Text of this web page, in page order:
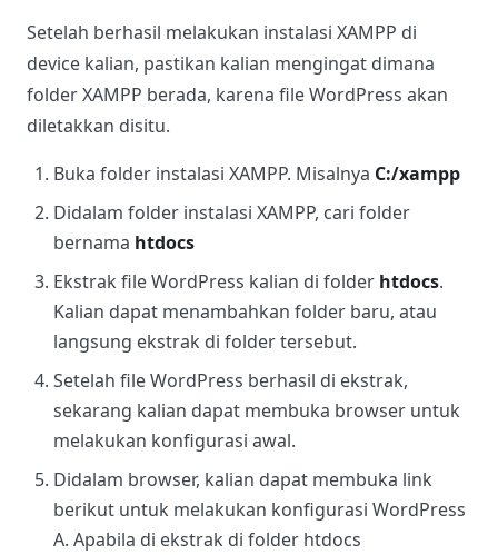
Setelah berhasil melakukan instalasi XAMPP di
device kalian, pastikan kalian mengingat dimana
folder XAMPP berada, karena file WordPress akan
diletakkan disitu.
Buka folder instalasi XAMPP. Misalnya C:/xampp
Didalam folder instalasi XAMPP, cari folder
bernama htdocs
Ekstrak file WordPress kalian di folder htdocs.
Kalian dapat menambahkan folder baru, atau
langsung ekstrak di folder tersebut.
Setelah file WordPress berhasil di ekstrak,
sekarang kalian dapat membuka browser untuk
melakukan konfigurasi awal.
Didalam browser, kalian dapat membuka link
berikut untuk melakukan konfigurasi WordPress
A. Apabila di ekstrak di folder htdocs